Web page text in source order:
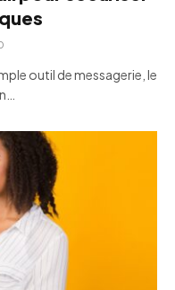
outil de messagerie, le